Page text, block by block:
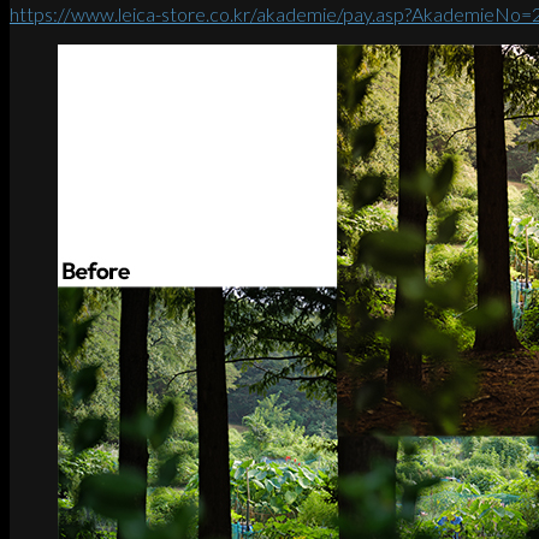
https://www.leica-store.co.kr/akademie/